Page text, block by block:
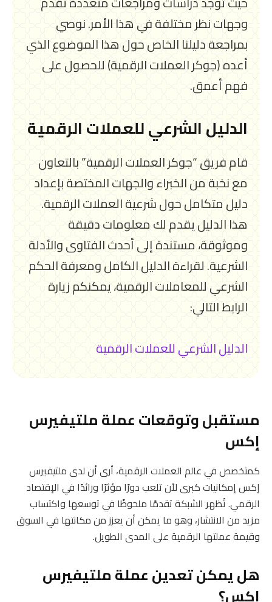
وجهات نظر مختلفة في هذا الأمر. نوصي
بمراجعة دليلنا الخاص حول هذا الموضوع الذي
أعده (جوكر العملات الرقمية) للحصول على
فهم أعمق.
الدليل الشرعي للعملات الرقمية
قام فريق “جوكر العملات الرقمية” بالتعاون
مع نخبة من الخبراء والجهات المختصة بإعداد
دليل متكامل حول شرعية العملات الرقمية.
هذا الدليل يقدم لك معلومات دقيقة
وموثوقة، مستندة إلى أحدث الفتاوى والأدلة
الشرعية. لقراءة الدليل الكامل ومعرفة الحكم
الشرعي للمعاملات الرقمية، يمكنكم زيارة
الرابط التالي:
الدليل الشرعي للعملات الرقمية
مستقبل وتوقعات عملة ملتيفيرس
إكس
كمتخصص في عالم العملات الرقمية، أرى أن لدى ملتيفيرس
إكس إمكانيات كبرى لأن تلعب دورًا مؤثرًا ورائدًا في الإقتصاد
الرقمي. تُظهر الشبكة تقدمًا ملحوظًا في توسعها واكتساب
مزيد من الانتشار، وهو ما يمكن أن يعزز من مكانتها في السوق
وقيمة عملتها الرقمية على المدى الطويل.
هل يمكن تعدين عملة ملتيفيرس
إكس؟